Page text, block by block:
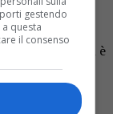
che
questo
qual è
utilizzati
gestendo
questa
il consenso